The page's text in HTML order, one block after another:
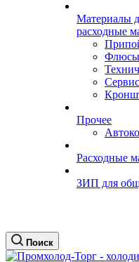
Материалы
расходные
Флюсы
Прочее
Расходные
ЗИП для
Поиск